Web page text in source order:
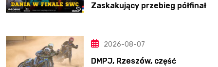
Zaskakujący przebieg półfinału
2026-08-07
DMPJ, Rzeszów, część